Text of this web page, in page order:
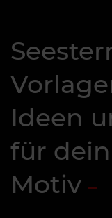
Ideen
für
Motiv